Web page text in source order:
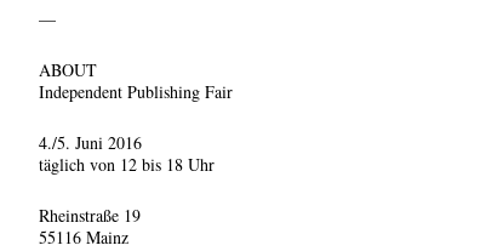
—
ABOUT
Independent Publishing Fair
4./5. Juni 2016
täglich von 12 bis 18 Uhr
Rheinstraße 19
55116 Mainz